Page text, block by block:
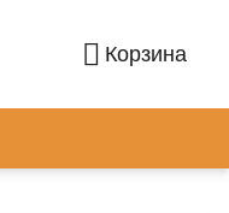
Корзина